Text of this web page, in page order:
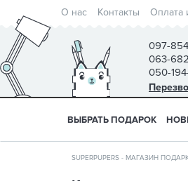
О нас Контакты Оплата
097-
063-
050-
ВЫБРАТЬ ПОДАРОК
SUPERPUPERS - МАГАЗИН